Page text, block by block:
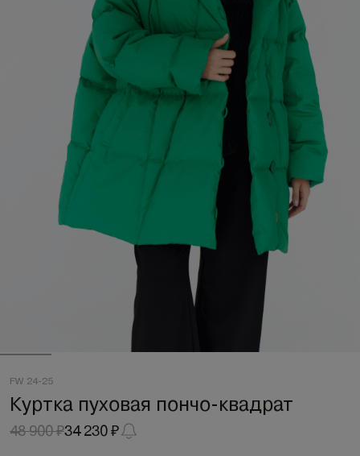
FW 24-25
Куртка пуховая пончо-квадрат
48 900 ₽34 230 ₽